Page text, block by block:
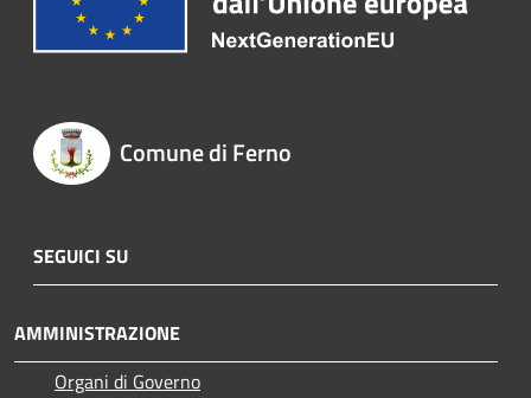
Comune di Ferno
SEGUICI SU
AMMINISTRAZIONE
Organi di Governo